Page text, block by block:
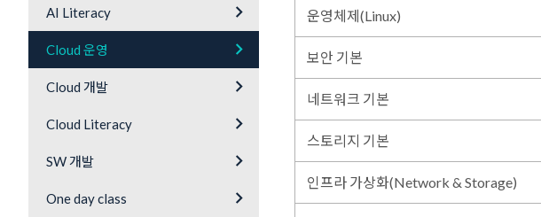
AI Literacy keyboard_arrow_right
Cloud 운영 keyboard_arrow_right
Cloud 개발 keyboard_arrow_right
Cloud Literacy keyboard_arrow_right
SW 개발 keyboard_arrow_right
One day class keyboard_arrow_right
운영체제(Linux)
보안 기본
네트워크 기본
스토리지 기본
인프라 가상화(Network & Storage)